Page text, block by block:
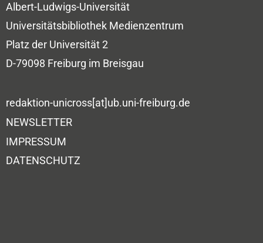
Albert-Ludwigs-Universität
Universitätsbibliothek Medienzentrum
Platz der Universität 2
D-79098 Freiburg im Breisgau
redaktion-unicross[at]ub.uni-freiburg.de
NEWSLETTER
IMPRESSUM
DATENSCHUTZ